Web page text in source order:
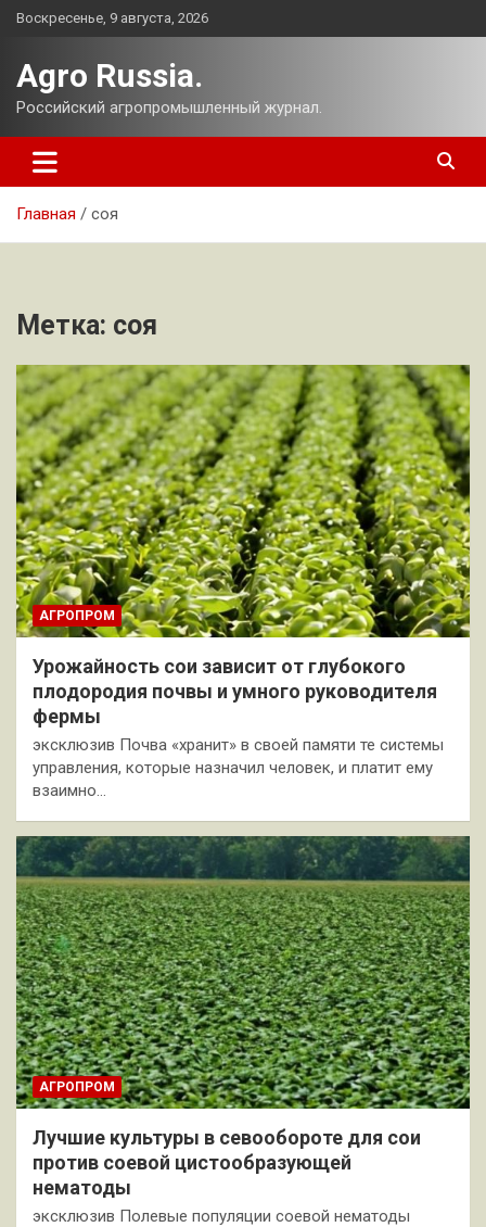
Перейти
Воскресенье, 9 августа, 2026
Agro Russia.
Российский агропромышленный журнал.
Главная соя
Метка: соя
АГРОПРОМ
Урожайность сои зависит от глубокого
плодородия почвы и умного руководителя
фермы
эксклюзив Почва «хранит» в своей памяти те системы
управления, которые назначил человек, и платит ему
взаимно…
АГРОПРОМ
Лучшие культуры в севообороте для сои
против соевой цистообразующей
нематоды
эксклюзив Полевые популяции соевой нематоды